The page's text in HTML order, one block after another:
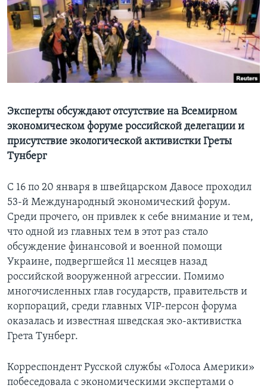
Learning English
СОЦИАЛЬНЫЕ СЕТИ
Языки
Эксперты обсуждают отсутствие на Всемирном
экономическом форуме российской делегации и
присутствие экологической активистки Греты
Тунберг
С 16 по 20 января в швейцарском Давосе проходил
53-й Международный экономический форум.
Среди прочего, он привлек к себе внимание и тем,
что одной из главных тем в этот раз стало
обсуждение финансовой и военной помощи
Украине, подвергшейся 11 месяцев назад
российской вооруженной агрессии. Помимо
многочисленных глав государств, правительств и
корпораций, среди главных VIP-персон форума
оказалась и известная шведская эко-активистка
Грета Тунберг.
Корреспондент Русской службы «Голоса Америки»
побеседовала с экономическими экспертами о